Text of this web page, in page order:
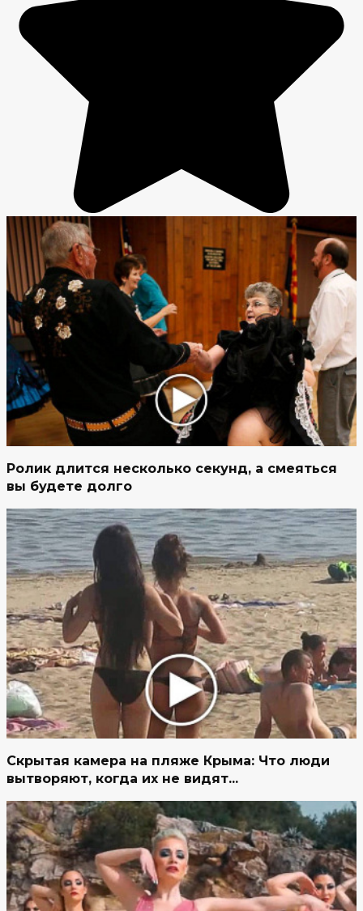
Ролик длится несколько секунд, а смеяться
вы будете долго
Скрытая камера на пляже Крыма: Что люди
вытворяют, когда их не видят...